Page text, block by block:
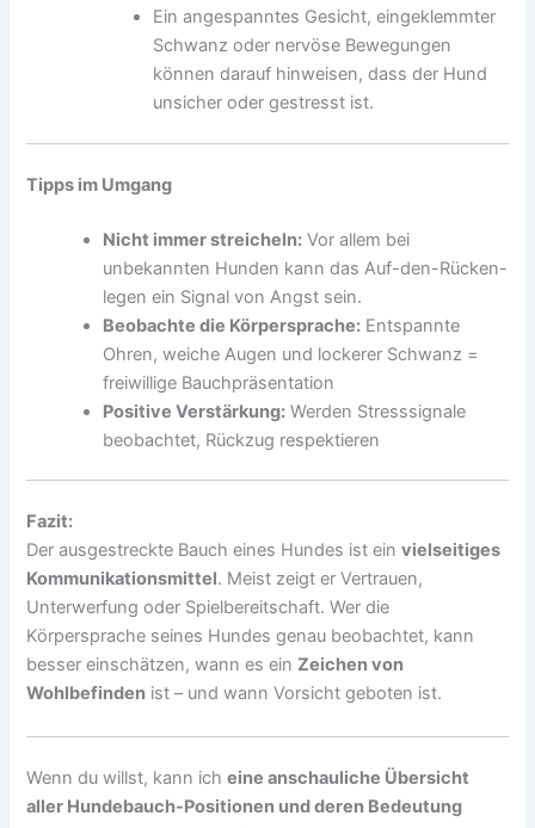
Ein angespanntes Gesicht, eingeklemmter
Schwanz oder nervöse Bewegungen
können darauf hinweisen, dass der Hund
unsicher oder gestresst ist.
Tipps im Umgang
Nicht immer streicheln: Vor allem bei
unbekannten Hunden kann das Auf-den-Rücken-
legen ein Signal von Angst sein.
Beobachte die Körpersprache: Entspannte
Ohren, weiche Augen und lockerer Schwanz =
freiwillige Bauchpräsentation
Positive Verstärkung: Werden Stresssignale
beobachtet, Rückzug respektieren
Fazit:
Der ausgestreckte Bauch eines Hundes ist einvielseitiges
Kommunikationsmittel. Meist zeigt er Vertrauen,
Unterwerfung oder Spielbereitschaft. Wer die
Körpersprache seines Hundes genau beobachtet, kann
besser einschätzen, wann es einZeichen von
Wohlbefinden ist – und wann Vorsicht geboten ist.
Wenn du willst, kann icheine anschauliche Übersicht
aller Hundebauch-Positionen und deren Bedeutung